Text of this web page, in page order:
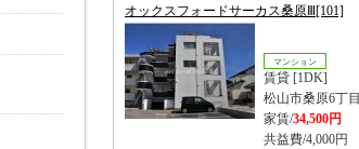
オックスフォードサーカス桑原Ⅲ[101]
マンション
賃貸 [1DK]
松山市桑原6丁目
家賃/34,500円
共益費/4,000円